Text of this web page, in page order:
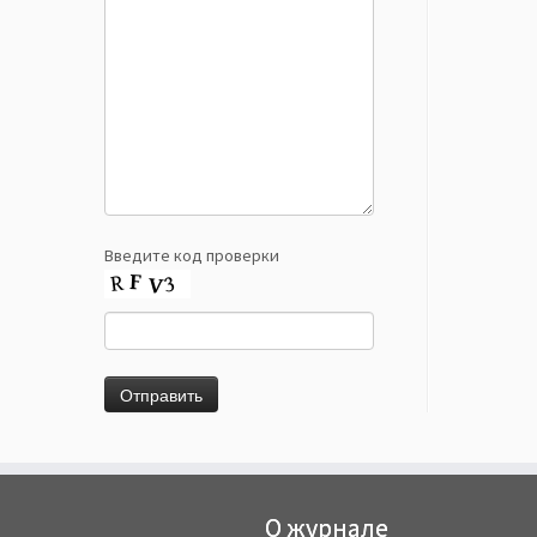
Введите код проверки
О журнале